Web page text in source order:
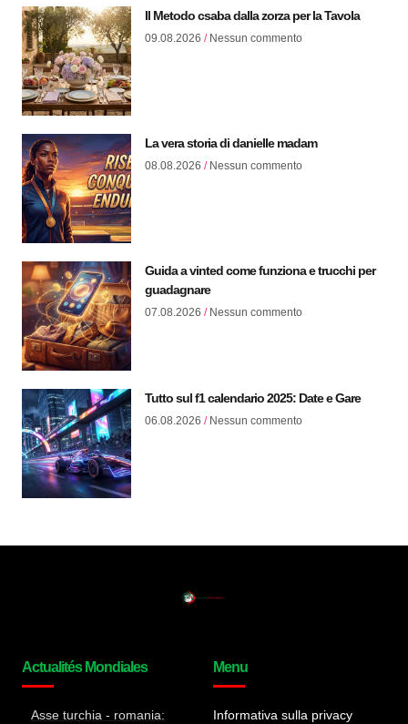
Il Metodo csaba dalla zorza per la Tavola
09.08.2026 Nessun commento
La vera storia di danielle madam
08.08.2026 Nessun commento
Guida a vinted come funziona e trucchi per
guadagnare
07.08.2026 Nessun commento
Tutto sul f1 calendario 2025: Date e Gare
06.08.2026 Nessun commento
Actualités Mondiales
Asse turchia - romania:
Menu
Informativa sulla privacy